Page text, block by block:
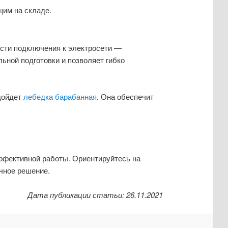
на складе.
подключения к электросети —
подготовки и позволяет гибко
лебедка барабанная. Она обеспечит
работы. Ориентируйтесь на
решение.
Дата публикации статьи: 26.11.2021